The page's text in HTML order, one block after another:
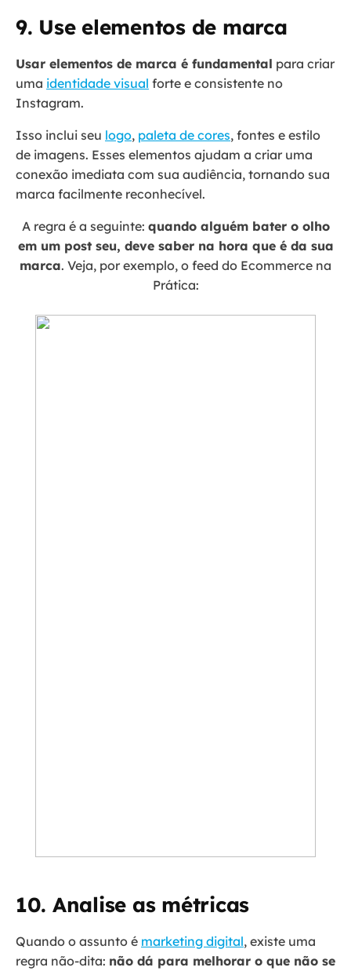
9. Use elementos de marca
Usar elementos de marca é fundamental para criar
uma identidade visual forte e consistente no
Instagram.
Isso inclui seu logo, paleta de cores, fontes e estilo
de imagens. Esses elementos ajudam a criar uma
conexão imediata com sua audiência, tornando sua
marca facilmente reconhecível.
A regra é a seguinte: quando alguém bater o olho
em um post seu, deve saber na hora que é da sua
marca. Veja, por exemplo, o feed do Ecommerce na
Prática:
10. Analise as métricas
Quando o assunto é marketing digital, existe uma
regra não-dita: não dá para melhorar o que não se